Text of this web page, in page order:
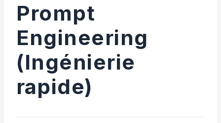
Prompt
Engineering
(Ingénierie
rapide)